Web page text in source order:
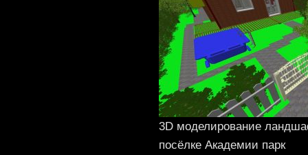
3D моделирование
посёлке Академии парк